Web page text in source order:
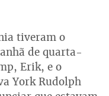
tiveram o
de quarta-
Erik, e o
York Rudolph